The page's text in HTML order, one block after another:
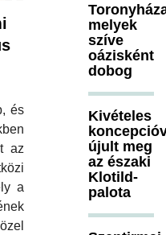
és
az
a
melyek
szíve
oázisként
dobog
Kivételes
újult meg
az északi
Klotild-
palota